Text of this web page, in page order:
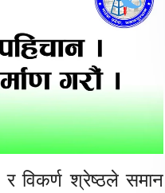
र विकर्ण श्रेष्ठले समान